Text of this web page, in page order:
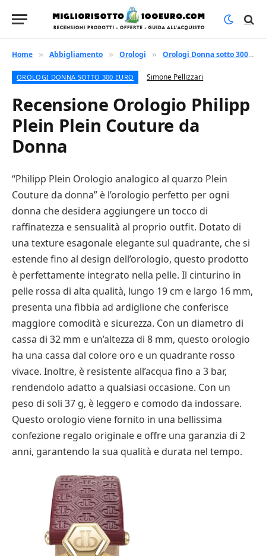
Home » Abbigliamento » Orologi » Orologi Donna sotto 300 euro
OROLOGI DONNA SOTTO 300 EURO Simone Pellizzari
Recensione Orologio Philipp
Plein Plein Couture da
Donna
“Philipp Plein Orologio analogico al quarzo Plein
Couture da donna” è l’orologio perfetto per ogni
donna che desidera aggiungere un tocco di
raffinatezza e sensualità al proprio outfit. Dotato di
una texture esagonale elegante sul quadrante, che si
estende fino al design dell’orologio, questo prodotto
è perfettamente integrato nella pelle. Il cinturino in
pelle rossa di alta qualità, lungo 19 cm e largo 16 mm,
presenta una fibbia ad ardiglione che conferisce
maggiore comodità e sicurezza. Con un diametro di
cassa di 32 mm e un’altezza di 8 mm, questo orologio
ha una cassa dal colore oro e un quadrante rosso
vivace. Inoltre, è resistente all’acqua fino a 3 bar,
rendendolo adatto a qualsiasi occasione. Con un
peso di soli 37 g, è leggero e comodo da indossare.
Questo orologio viene fornito in una bellissima
confezione regalo originale e offre una garanzia di 2
anni, garantendo la sua qualità e durata nel tempo.